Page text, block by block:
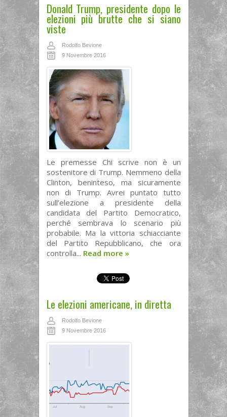
Donald Trump, presidente dopo le
elezioni più brutte che si siano
viste
Rodolfo Bevione
9 Novembre 2016
Le premesse Chi scrive non è un
sostenitore di Trump. Nemmeno della
Clinton, beninteso, ma sicuramente
non di Trump. Avrei puntato tutto
sull’elezione a presidente della
candidata del Partito Democratico,
perché sembrava lo scenario più
probabile. Ma la vittoria schiacciante
del Partito Repubblicano, che ora
controlla... Read more »
Le elezioni americane, in diretta
Rodolfo Bevione
9 Novembre 2016